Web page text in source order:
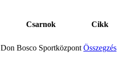
Csarnok Cikk
Don Bosco Sportközpont Összegzés